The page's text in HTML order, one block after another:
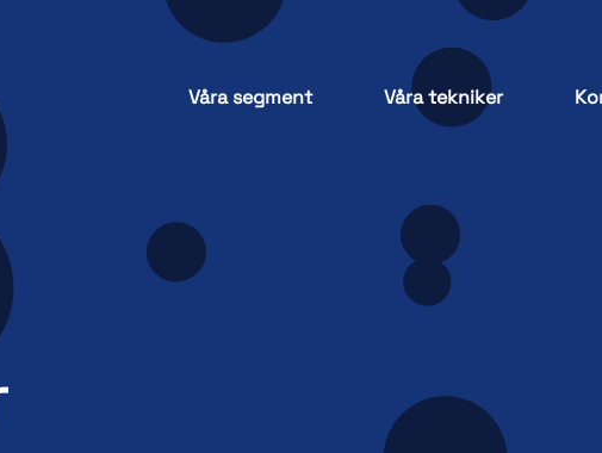
Våra segment Våra tekniker